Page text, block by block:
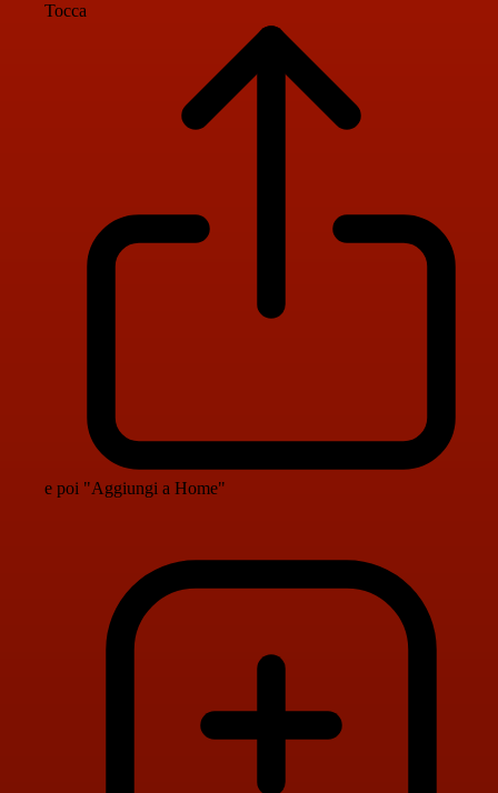
Tocca
e poi "Aggiungi a Home"